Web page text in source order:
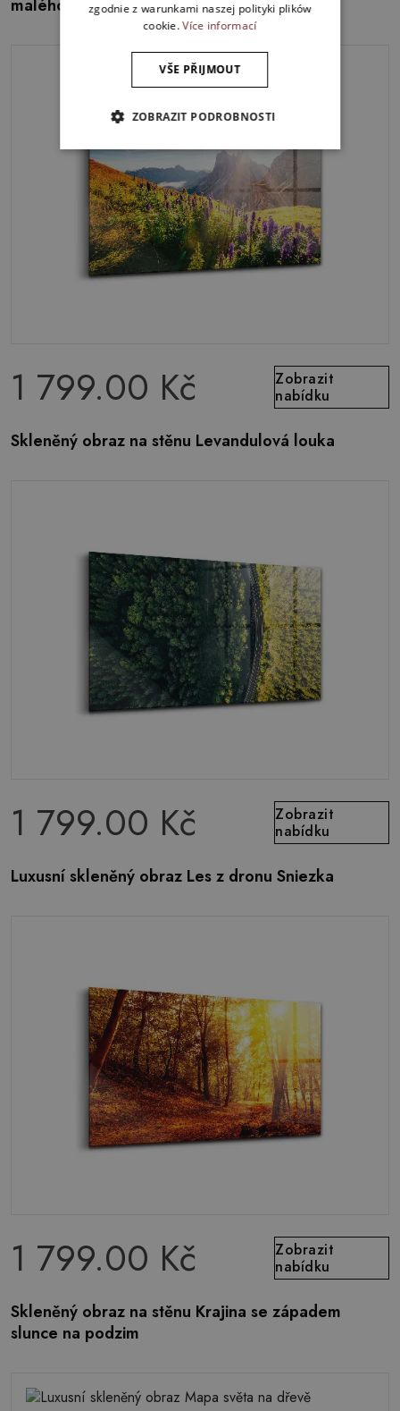
malého prince
1 799.00 Kč
Zobrazit
nabídku
Skleněný obraz na stěnu Levandulová louka
1 799.00 Kč
Zobrazit
nabídku
Luxusní skleněný obraz Les z dronu Sniezka
1 799.00 Kč
Zobrazit
nabídku
Skleněný obraz na stěnu Krajina se západem
slunce na podzim
zgodnie z warunkami naszej polityki plików
cookie.Více informací
VŠE PŘIJMOUT
ZOBRAZIT PODROBNOSTI